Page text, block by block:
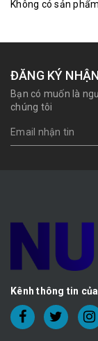
Không có sản
ĐĂNG KÝ
Bạn có muốn là
chúng tôi
Kênh thông tin